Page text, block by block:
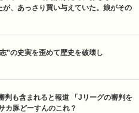
、あっさり買い与えていた。娘がその
”の史実を歪めて歴史を破壊し
判も含まれると報道 「Jリーグの審判を
カ豚どーすんのこれ？